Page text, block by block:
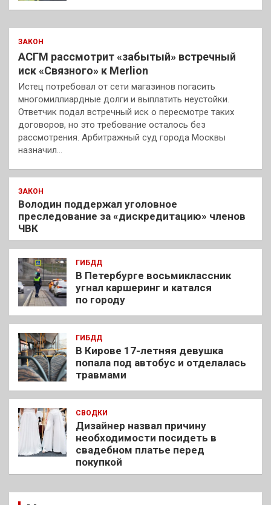
ЗАКОН
АСГМ рассмотрит «забытый» встречный
иск «Связного» к Merlion
Истец потребовал от сети магазинов погасить
многомиллиардные долги и выплатить неустойки.
Ответчик подал встречный иск о пересмотре таких
договоров, но это требование осталось без
рассмотрения. Арбитражный суд города Москвы
назначил…
ЗАКОН
Володин поддержал уголовное
преследование за «дискредитацию» членов
ЧВК
ГИБДД
В Петербурге восьмиклассник
угнал каршеринг и катался
по городу
ГИБДД
В Кирове 17-летняя девушка
попала под автобус и отделалась
травмами
СВОДКИ
Дизайнер назвал причину
необходимости посидеть в
свадебном платье перед
покупкой